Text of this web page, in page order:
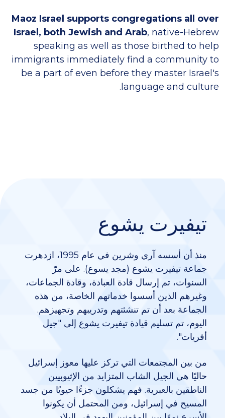
Maoz Israel supports congregations all over
Israel, both Jewish and Arab, native-Hebrew
speaking as well as those birthed to help
immigrants immediately find a community to
be a part of even before they master Israel's
language and culture.
تيفيرت يشوع
منذ أن أسسه آري وشرين في عام 1995، ازدهرت
جماعة تيفيرت يشوع (مجد يسوع). على مرّ
السنوات، تم إرسال قادة العبادة، وقادة الجماعات،
وغيرهم الذين أسسوا خدماتهم الخاصة، من هذه
الجماعة بعد أن تم تنشئتهم وتدريبهم وتجهيزهم.
اليوم، تم تسليم قيادة تيفيرت يشوع إلى "جيل
أفريات".
من بين المجتمعات التي تركز عليها معوز إسرائيل
حاليًا هي الجيل الشاب المتزايد من الإثيوبيين
الناطقين بالعبرية. فهم يشكلون جزءًا حيويًا من جسد
المسيح في إسرائيل، ومن المحتمل أن يكونوا